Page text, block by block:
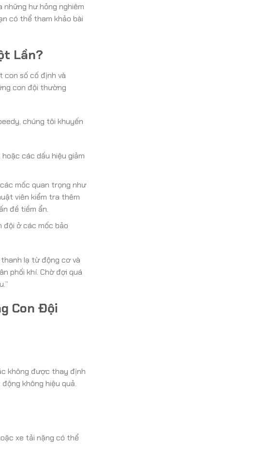
hư hỏng nghiêm
có thể tham khảo bài
Lần?
con số cố định và
con đội thường
chúng tôi khuyến
các dấu hiệu giảm
mốc quan trọng như
viên kiểm tra thêm
đề tiềm ẩn.
đội ở các mốc bảo
thanh lạ từ động cơ và
phối khí. Chờ đợi quá
Con Đội
không được thay định
không hiệu quả.
xe tải nặng có thể